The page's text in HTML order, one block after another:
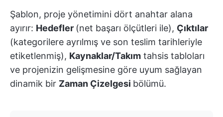
Şablon, proje yönetimini dört anahtar alana
ayırır: Hedefler (net başarı ölçütleri ile), Çıktılar
(kategorilere ayrılmış ve son teslim tarihleriyle
etiketlenmiş), Kaynaklar/Takım tahsis tabloları
ve projenizin gelişmesine göre uyum sağlayan
dinamik bir Zaman Çizelgesi bölümü.